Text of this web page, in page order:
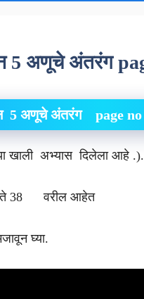
5 अणूचे अंतरंग
5 अणूचे अंतरंग page
खाली अभ्यास दिलेला आहे .).
ते 38 वरील आहेत
घ्या.